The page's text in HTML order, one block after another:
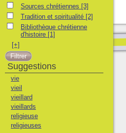
Sources chrétiennes
Sources chrétiennes [3]
Tradition et spiritualité
Tradition et spiritualité [2]
Bibliothèque chrétienne d'histoire
Bibliothèque chrétienne
d'histoire [1]
[+]
Suggestions
vie
vieil
vieillard
vieillards
religieuse
religieuses